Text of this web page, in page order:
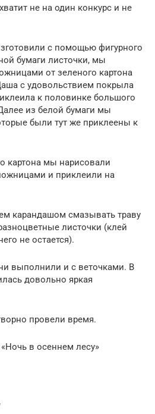
не на один конкурс и не
с помощью фигурного
бумаги листочки, мы
от зеленого картона
с удовольствием покрыла
к половинке большого
из белой бумаги мы
были тут же приклеены к
картона мы нарисовали
и приклеили на
карандашом смазывать траву
листочки (клей
не остается).
выполнили и с веточками. В
довольно яркая
провели время.
в осеннем лесу»